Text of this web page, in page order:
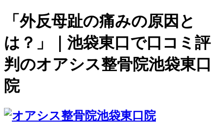
「外反母趾の痛みの原因と
は？」｜池袋東口で口コミ評
判のオアシス整骨院池袋東口
院